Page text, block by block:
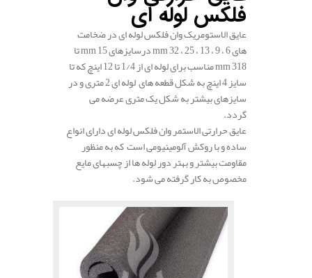
فلکس لوله ­ای
عایق الاستومریک وان فلکس لوله­ ای در ضخامت
های 6 ، 9 ، 13 ، 25 ، 32 mm درسایزهای 15 mm تا
318 mm مناسب برای لوله ­ای از 1/4 تا 12 اینچ که تا
سایز 4 اینچ به شکل قطعه های لوله ­ای 2 متری و در
سایزهای بیشتر به شکل یک متری عرضه می
گردد.
عایق حرارتی الاستمر وان فلکس لوله ­ای دارای انواع
ساده و با روکش آلومینیومی است که به منظور
مقاومت بیشتر و بهتر دور لوله­ ها از چسب­های مایع
مخصوص به کار گرفته می شود.